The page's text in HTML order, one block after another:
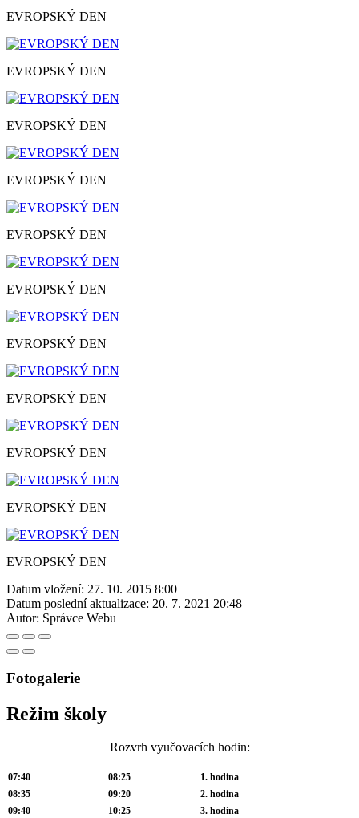
EVROPSKÝ DEN
EVROPSKÝ DEN
EVROPSKÝ DEN
EVROPSKÝ DEN
EVROPSKÝ DEN
EVROPSKÝ DEN
EVROPSKÝ DEN
EVROPSKÝ DEN
EVROPSKÝ DEN
EVROPSKÝ DEN
EVROPSKÝ DEN
Datum vložení: 27. 10. 2015 8:00
Datum poslední aktualizace: 20. 7. 2021 20:48
Autor: Správce Webu
Fotogalerie
Režim školy
Rozvrh vyučovacích hodin:
07:40 08:25
1. hodina
08:35
09:20
2. hodina
09:40
10:25
3. hodina